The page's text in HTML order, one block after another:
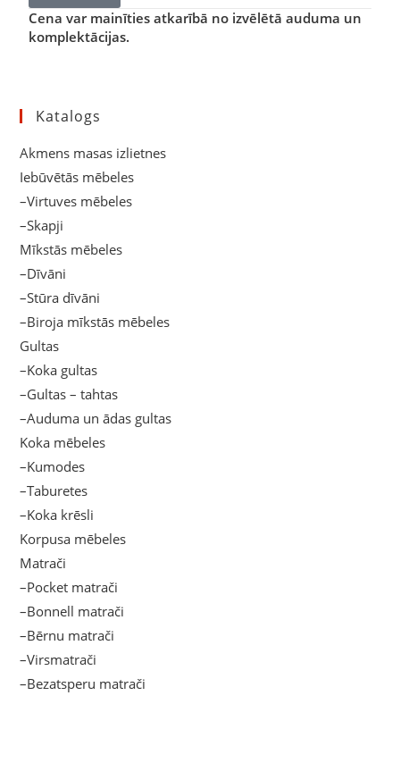
Cena var mainīties atkarībā no izvēlētā auduma un
komplektācijas.
Katalogs
Akmens masas izlietnes
Iebūvētās mēbeles
–Virtuves mēbeles
–Skapji
Mīkstās mēbeles
–Dīvāni
–Stūra dīvāni
–Biroja mīkstās mēbeles
Gultas
–Koka gultas
–Gultas – tahtas
–Auduma un ādas gultas
Koka mēbeles
–Kumodes
–Taburetes
–Koka krēsli
Korpusa mēbeles
Matrači
–Pocket matrači
–Bonnell matrači
–Bērnu matrači
–Virsmatrači
–Bezatsperu matrači